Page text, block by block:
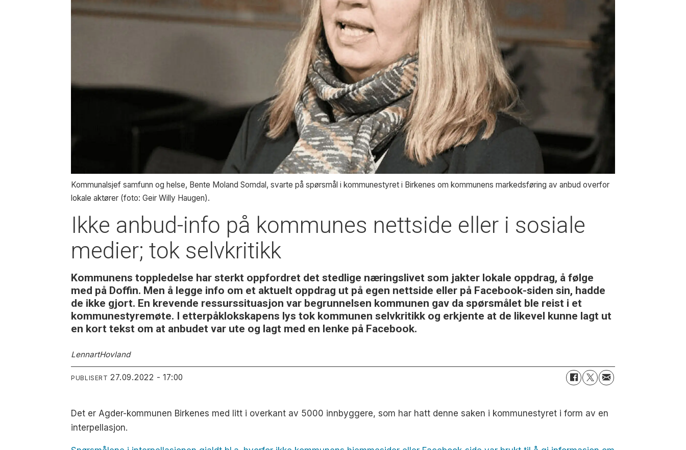
Kommunalsjef samfunn og helse, Bente Moland Somdal, svarte på spørsmål i kommunestyret i Birkenes om kommunens markedsføring av anbud overfor
lokale aktører (foto: Geir Willy Haugen).
Ikke anbud-info på kommunes nettside eller i sosiale
medier; tok selvkritikk
Kommunens toppledelse har sterkt oppfordret det stedlige næringslivet som jakter lokale oppdrag, å følge
med på Doffin. Men å legge info om et aktuelt oppdrag ut på egen nettside eller på Facebook-siden sin, hadde
de ikke gjort. En krevende ressurssituasjon var begrunnelsen kommunen gav da spørsmålet ble reist i et
kommunestyremøte. I etterpåklokskapens lys tok kommunen selvkritikk og erkjente at de likevel kunne lagt ut
en kort tekst om at anbudet var ute og lagt med en lenke på Facebook.
LennartHovland
PUBLISERT 27.09.2022 - 17:00
Det er Agder-kommunen Birkenes med litt i overkant av 5000 innbyggere, som har hatt denne saken i kommunestyret i form av en
interpellasjon.